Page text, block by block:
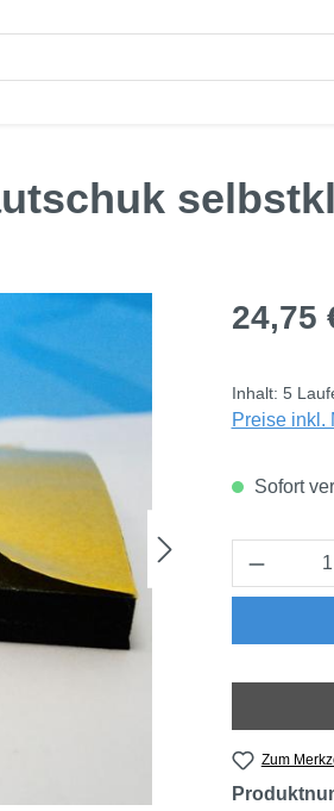
Regulärer
24,75
Inhalt: 5
Preise inkl.
Sofort
Zum